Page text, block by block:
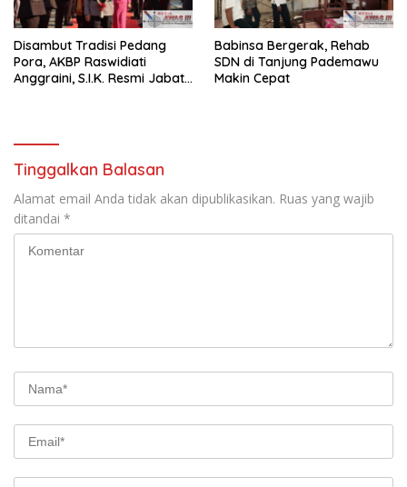
Disambut Tradisi Pedang
Pora, AKBP Raswidiati
Anggraini, S.I.K. Resmi Jabat
Babinsa Bergerak, Rehab
SDN di Tanjung Pademawu
Makin Cepat
Tinggalkan Balasan
Alamat email Anda tidak akan dipublikasikan. Ruas yang wajib
ditandai *